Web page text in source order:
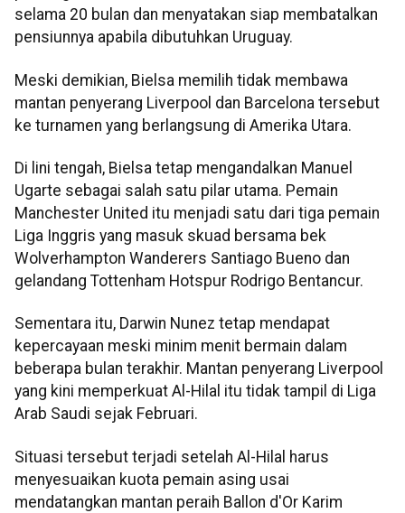
selama 20 bulan dan menyatakan siap membatalkan
pensiunnya apabila dibutuhkan Uruguay.
Meski demikian, Bielsa memilih tidak membawa
mantan penyerang Liverpool dan Barcelona tersebut
ke turnamen yang berlangsung di Amerika Utara.
Di lini tengah, Bielsa tetap mengandalkan Manuel
Ugarte sebagai salah satu pilar utama. Pemain
Manchester United itu menjadi satu dari tiga pemain
Liga Inggris yang masuk skuad bersama bek
Wolverhampton Wanderers Santiago Bueno dan
gelandang Tottenham Hotspur Rodrigo Bentancur.
Sementara itu, Darwin Nunez tetap mendapat
kepercayaan meski minim menit bermain dalam
beberapa bulan terakhir. Mantan penyerang Liverpool
yang kini memperkuat Al-Hilal itu tidak tampil di Liga
Arab Saudi sejak Februari.
Situasi tersebut terjadi setelah Al-Hilal harus
menyesuaikan kuota pemain asing usai
mendatangkan mantan peraih Ballon d'Or Karim